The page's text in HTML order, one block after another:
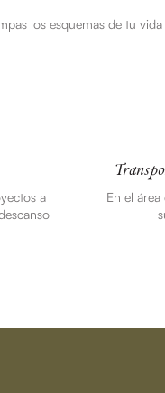
los esquemas de tu vida
a
En el